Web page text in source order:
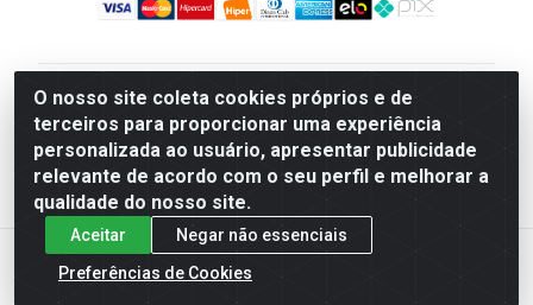
O nosso site coleta cookies próprios e de
terceiros para proporcionar uma experiência
personalizada ao usuário, apresentar publicidade
relevante de acordo com o seu perfil e melhorar a
qualidade do nosso site.
Aceitar
Negar não essenciais
Preferências de Cookies
Atacadao da Limpeza F. Pereira Queiroz Comercio e
Distribuicao LTDA - Quadra Qi 10 Lotes 39 e, 41 - Setor
Industrial (Taguatinga), Brasília/DF - CEP 72.135-100 -
CNPJ 13.184.675/0001-80